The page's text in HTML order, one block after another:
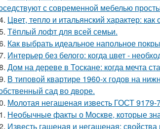
с современной мебелью
Цвет, тепло и итальянский характер:
Тёплый лофт для всей семьи.
Как выбрать идеальное напольное
Интерьер без белого: когда цвет -
Дом на дереве в Тоскане: когда мечта
В типовой квартире 1960-х годов на
сад во дворе.
Молотая негашеная известь ГОСТ
Необычные факты о Москве, которые
Известь гашеная и негашеная: